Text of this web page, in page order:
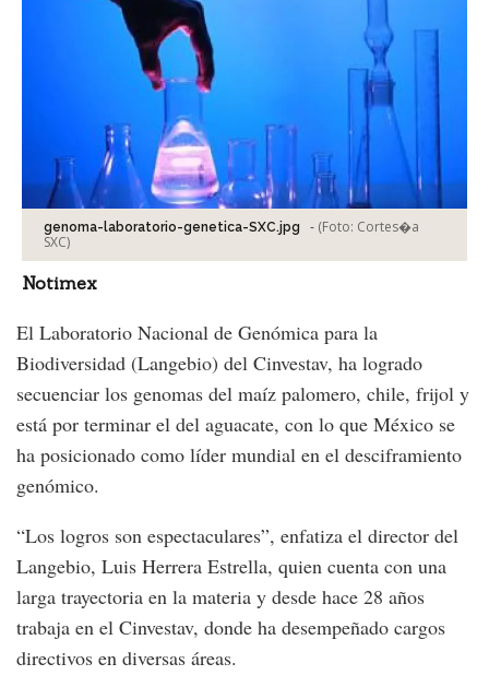
genoma-laboratorio-genetica-SXC.jpg - (Foto: Cortes�a
SXC)
Notimex
El Laboratorio Nacional de Genómica para la
Biodiversidad (Langebio) del Cinvestav, ha logrado
secuenciar los genomas del maíz palomero, chile, frijol y
está por terminar el del aguacate, con lo que México se
ha posicionado como líder mundial en el desciframiento
genómico.
“Los logros son espectaculares”, enfatiza el director del
Langebio, Luis Herrera Estrella, quien cuenta con una
larga trayectoria en la materia y desde hace 28 años
trabaja en el Cinvestav, donde ha desempeñado cargos
directivos en diversas áreas.